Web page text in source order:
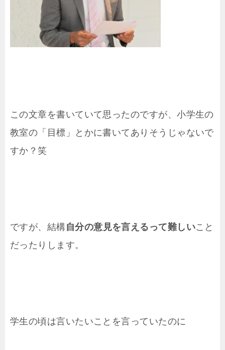
この文章を書いていて思ったのですが、小学生の
教室の「目標」とかに書いてありそうじゃないで
すか？笑
ですが、結構自分の意見を言えるって難しいこと
だったりします。
学生の頃は言いたいことを言っていたのに